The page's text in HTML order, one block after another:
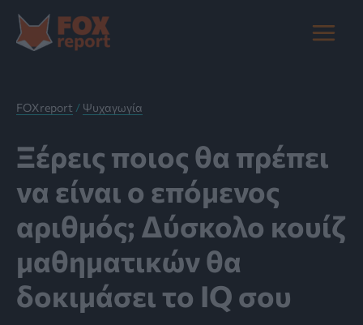
στο
περιεχόμενο
Main
FOXreport / Ψυχαγωγία
Ξέρεις ποιος θα πρέπει
να είναι ο επόμενος
αριθμός; Δύσκολο κουίζ
μαθηματικών θα
δοκιμάσει το IQ σου